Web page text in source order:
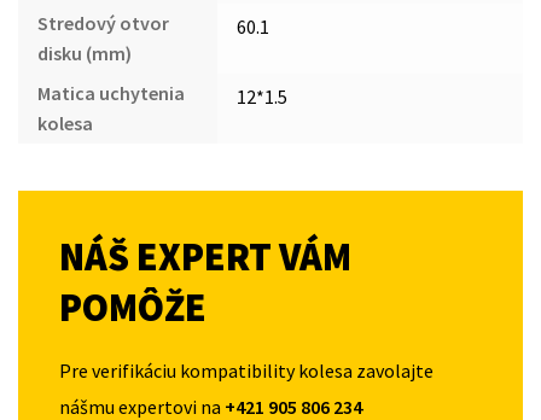
Stredový otvor
disku (mm)
60.1
Matica uchytenia
kolesa
12*1.5
NÁŠ EXPERT VÁM
POMÔŽE
Pre verifikáciu kompatibility kolesa zavolajte
nášmu expertovi na +421 905 806 234